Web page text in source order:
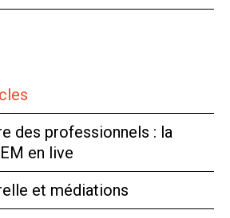
des professionnels : la
en live
et médiations